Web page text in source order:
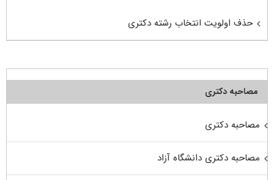
حذف اولویت انتخاب رشته دکتری
مصاحبه دکتری
مصاحبه دکتری
مصاحبه دکتری دانشگاه آزاد